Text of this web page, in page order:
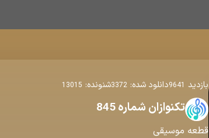
بازدید 9641دانلود شده: 3372شنونده: 13015
تکنوازان شماره 845
قطعه موسیقی